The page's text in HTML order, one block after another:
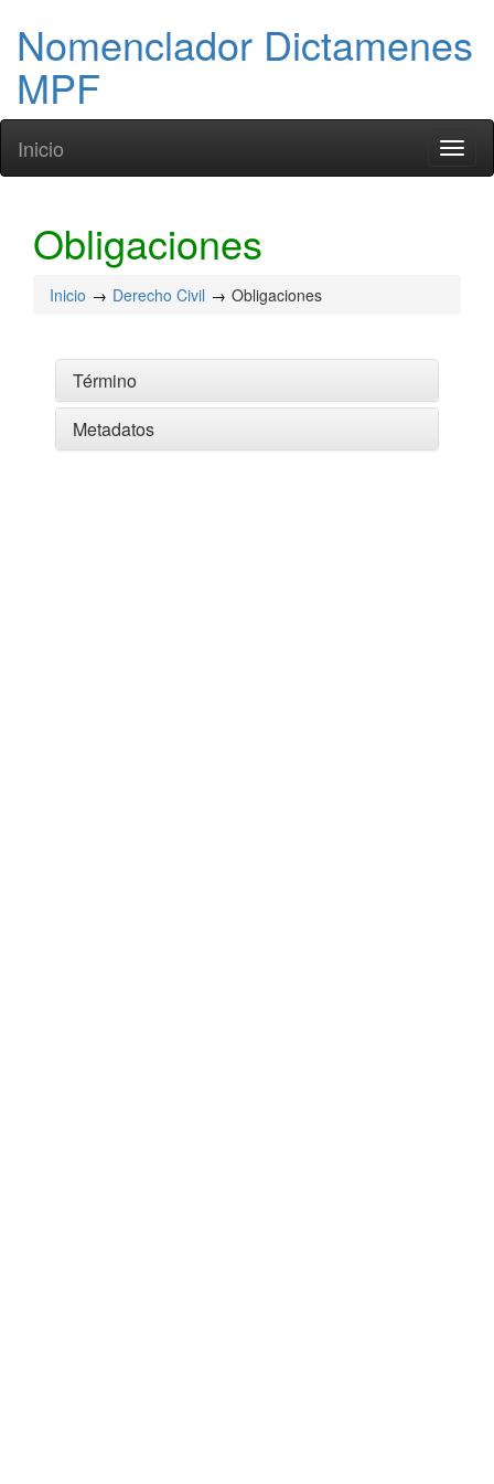
Nomenclador Dictamenes
MPF
Inicio
Obligaciones
Inicio Derecho Civil Obligaciones
Término
Metadatos